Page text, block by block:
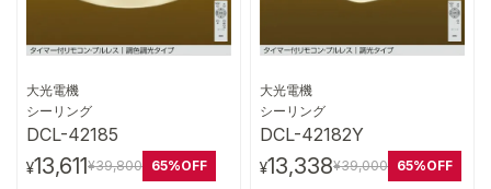
大光電機
シーリング
DCL-42185
¥13,611¥39,800 65%OFF
大光電機
シーリング
DCL-42182Y
¥13,338¥39,000 65%OFF